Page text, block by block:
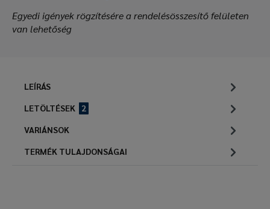
Egyedi igények rögzítésére a rendelésösszesítő felületen
van lehetőség
LEÍRÁS
LETÖLTÉSEK
2
VARIÁNSOK
TERMÉK TULAJDONSÁGAI